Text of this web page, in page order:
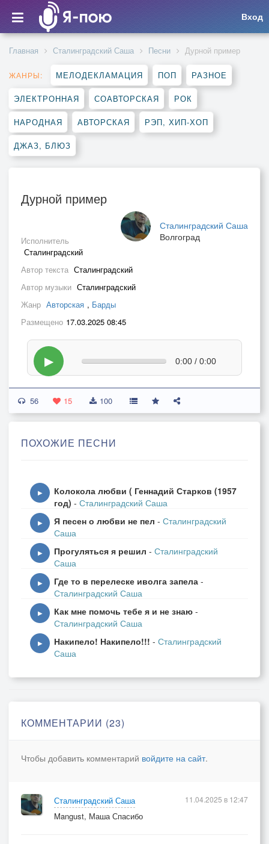
Вход
Главная Сталинградский Саша Песни Дурной пример
ЖАНРЫ: МЕЛОДЕКЛАМАЦИЯ ПОП РАЗНОЕ
ЭЛЕКТРОННАЯ СОАВТОРСКАЯ РОК
НАРОДНАЯ АВТОРСКАЯ РЭП, ХИП-ХОП
ДЖАЗ, БЛЮЗ
Дурной пример
Сталинградский Саша
Волгоград
Исполнитель
Сталинградский
Автор текста Сталинградский
Автор музыки Сталинградский
Жанр Авторская , Барды
Размещено 17.03.2025 08:45
▶ 0:00 / 0:00
56 15 100
ПОХОЖИЕ ПЕСНИ
▶
Колокола любви ( Геннадий Старков (1957
год) - Сталинградский Саша
▶ Я песен о любви не пел - Сталинградский
Саша
▶ Прогуляться я решил - Сталинградский
Саша
▶ Где то в перелеске иволга запела -
Сталинградский Саша
▶ Как мне помочь тебе я и не знаю -
Сталинградский Саша
▶ Накипело! Накипело!!! - Сталинградский
Саша
КОММЕНТАРИИ (23)
Чтобы добавить комментарий войдите на сайт.
Сталинградский Саша
Mangust, Маша Спасибо
11.04.2025 в 12:47